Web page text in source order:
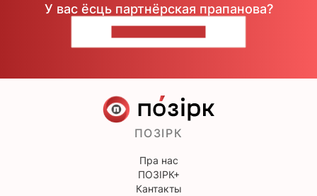
У вас ёсць партнёрская прапанова?
ПОЗІРК
Пра нас
ПОЗІРК+
Кантакты